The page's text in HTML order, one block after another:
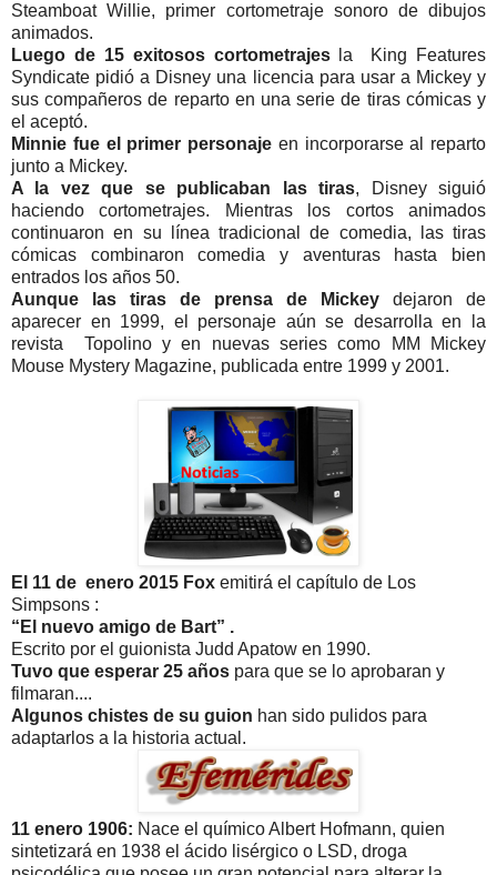
Steamboat Willie, primer cortometraje sonoro de dibujos
animados.
Luego de 15 exitosos cortometrajesla King Features
Syndicate pidió a Disney una licencia para usar a Mickey y
sus compañeros de reparto en una serie de tiras cómicas y
el aceptó.
Minnie fue el primer personaje en incorporarse al reparto
junto a Mickey.
A la vez que se publicaban las tiras, Disney siguió
haciendo cortometrajes. Mientras los cortos animados
continuaron en su línea tradicional de comedia, las tiras
cómicas combinaron comedia y aventuras hasta bien
entrados los años 50.
Aunque las tiras de prensa de Mickey dejaron de
aparecer en 1999, el personaje aún se desarrolla en la
revista Topolino y en nuevas series como MM Mickey
Mouse Mystery Magazine, publicada entre 1999 y 2001.
El 11 de enero 2015 Fox emitirá el capítulo de Los
Simpsons :
“El nuevo amigo de Bart” .
Escrito por el guionista Judd Apatow en 1990.
Tuvo que esperar 25 años para que se lo aprobaran y
filmaran....
Algunos chistes de su guion han sido pulidos para
adaptarlos a la historia actual.
11 enero 1906: Nace el químico Albert Hofmann, quien
sintetizará en 1938 el ácido lisérgico o LSD, droga